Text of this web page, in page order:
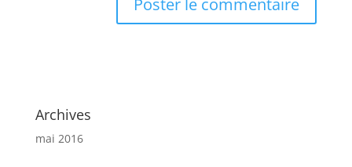
Archives
mai 2016